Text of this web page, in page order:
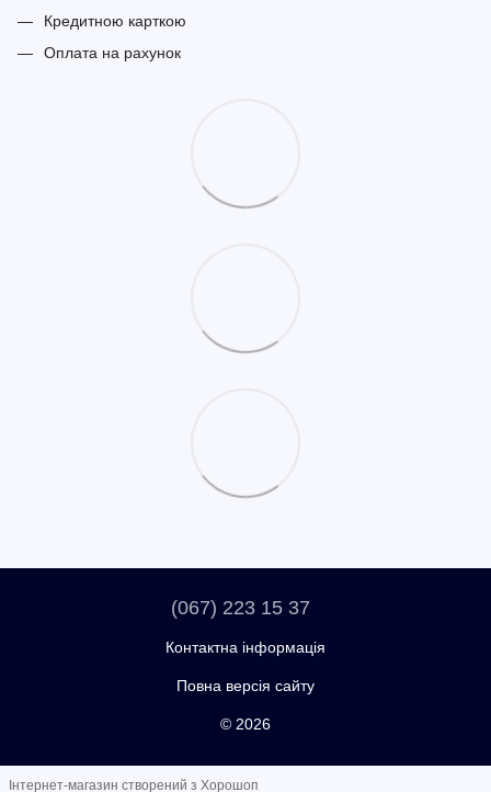
Кредитною карткою
Оплата на рахунок
(067) 223 15 37
Контактна інформація
Повна версія сайту
© 2026
Інтернет-магазин створений з Хорошоп